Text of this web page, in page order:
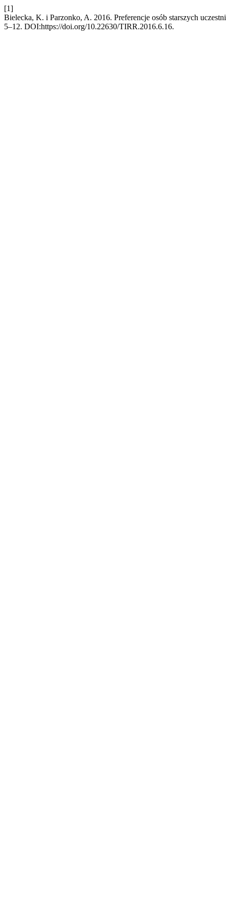
[1]
Bielecka, K. i Parzonko, A. 2016. Preferencje osób starszych
5–12. DOI:https://doi.org/10.22630/TIRR.2016.6.16.